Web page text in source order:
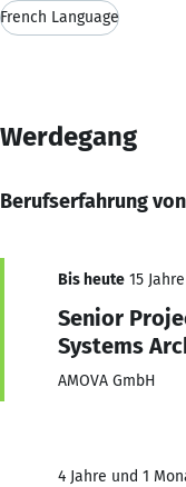
French Language
Werdegang
Berufserfahrung
Bis heute 15
Senior
Systems
AMOVA GmbH
4 Jahre und 1